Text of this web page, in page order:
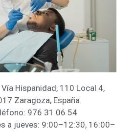
Hispanidad, 110 Local 4,
Zaragoza, España
976 31 06 54
a jueves: 9:00–12:30, 16:00–